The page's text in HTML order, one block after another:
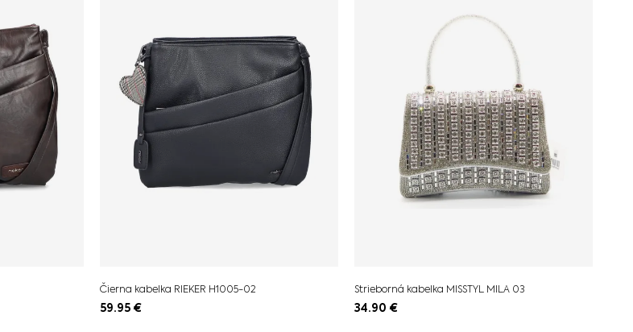
Čierna kabelka RIEKER H1005-02
59.95€
Strieborná kabelka MISSTYL MILA 03
34.90 €